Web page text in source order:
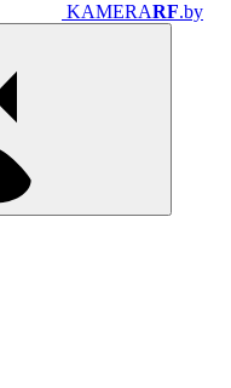
KAMERARF.by